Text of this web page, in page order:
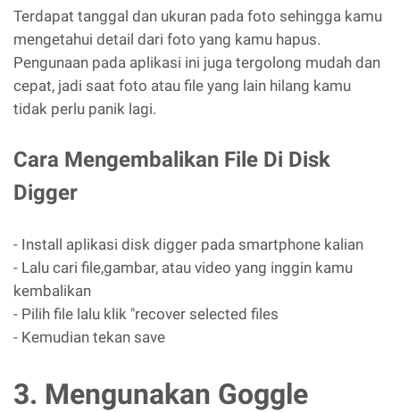
Terdapat tanggal dan ukuran pada foto sehingga kamu
mengetahui detail dari foto yang kamu hapus.
Pengunaan pada aplikasi ini juga tergolong mudah dan
cepat, jadi saat foto atau file yang lain hilang kamu
tidak perlu panik lagi.
Cara Mengembalikan File Di Disk
Digger
- Install aplikasi disk digger pada smartphone kalian
- Lalu cari file,gambar, atau video yang inggin kamu
kembalikan
- Pilih file lalu klik "recover selected files
- Kemudian tekan save
3. Mengunakan Goggle